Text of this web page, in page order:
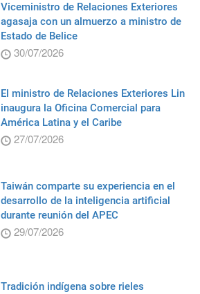
Viceministro de Relaciones Exteriores
agasaja con un almuerzo a ministro de
Estado de Belice
30/07/2026
El ministro de Relaciones Exteriores Lin
inaugura la Oficina Comercial para
América Latina y el Caribe
27/07/2026
Taiwán comparte su experiencia en el
desarrollo de la inteligencia artificial
durante reunión del APEC
29/07/2026
Tradición indígena sobre rieles